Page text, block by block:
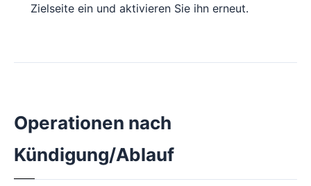
Zielseite ein und aktivieren Sie ihn erneut.
Operationen nach
Kündigung/Ablauf